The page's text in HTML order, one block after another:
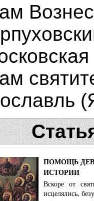
ПОМОЩЬ
ИСТОРИИ
Вскоре от
исцелялись,